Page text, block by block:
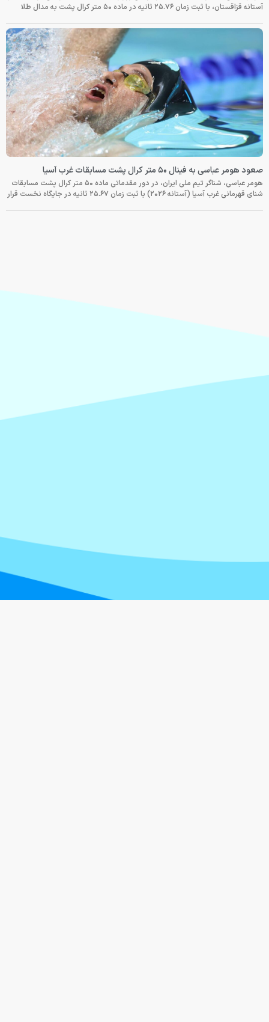
آستانه قزاقستان، با ثبت زمان ۲۵.۷۶ ثانیه در ماده ۵۰ متر کرال پشت به مدال طلا
صعود هومر عباسی به فینال ۵۰ متر کرال پشت مسابقات غرب آسیا
هومر عباسی، شناگر تیم ملی ایران، در دور مقدماتی ماده ۵۰ متر کرال پشت مسابقات
شنای قهرمانی غرب آسیا (آستانه ۲۰۲۶) با ثبت زمان ۲۵.۶۷ ثانیه در جایگاه نخست قرار